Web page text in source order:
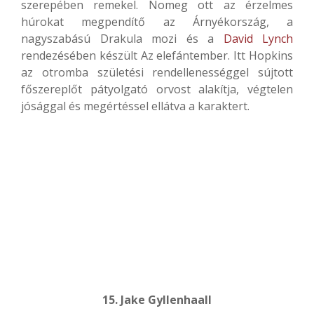
szerepében remekel. Nomeg ott az érzelmes
húrokat megpendítő az Árnyékország, a
nagyszabású Drakula mozi és a David Lynch
rendezésében készült Az elefántember. Itt Hopkins
az otromba születési rendellenességgel sújtott
főszereplőt pátyolgató orvost alakítja, végtelen
jósággal és megértéssel ellátva a karaktert.
15. Jake Gyllenhaall